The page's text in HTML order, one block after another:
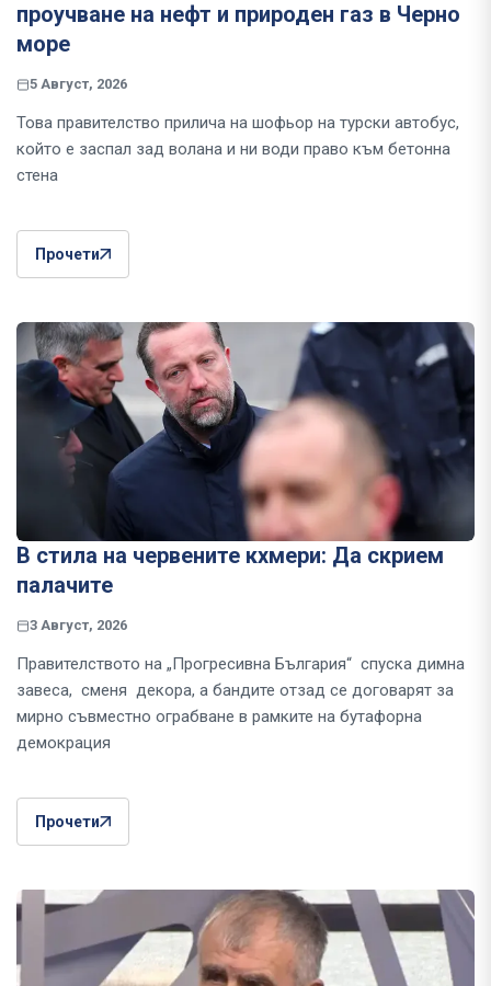
проучване на нефт и природен газ в Черно
море
5 Август, 2026
Това правителство прилича на шофьор на турски автобус,
който е заспал зад волана и ни води право към бетонна
стена
Прочети
В стила на червените кхмери: Да скрием
палачите
3 Август, 2026
Правителството на „Прогресивна България“ спуска димна
завеса, сменя декора, а бандите отзад се договарят за
мирно съвместно ограбване в рамките на бутафорна
демокрация
Прочети